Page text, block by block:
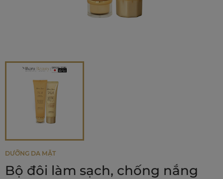
DƯỠNG DA MẶT
Bộ đôi làm sạch, chống nắng